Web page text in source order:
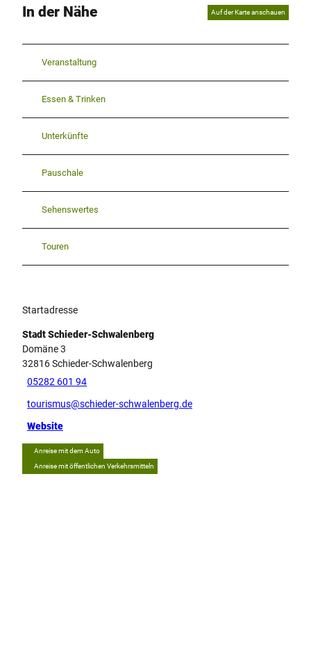
In der Nähe Auf der Karte anschauen
Veranstaltung
Essen & Trinken
Unterkünfte
Pauschale
Sehenswertes
Touren
Startadresse
Stadt Schieder-Schwalenberg
Domäne 3
32816Schieder-Schwalenberg
05282 601 94
tourismus@schieder-schwalenberg.de
Website
Anreise mit dem Auto
Anreise mit öffentlichen Verkehrsmitteln